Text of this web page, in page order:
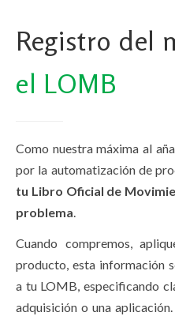
Registro del
el LOMB
Como nuestra máxima al
por la automatización de
tu Libro Oficial de
problema.
Cuando compremos,
producto, esta información
a tu LOMB, especificando
adquisición o una aplicación.